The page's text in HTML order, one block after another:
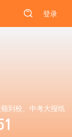
登录
到校、中考大报纸